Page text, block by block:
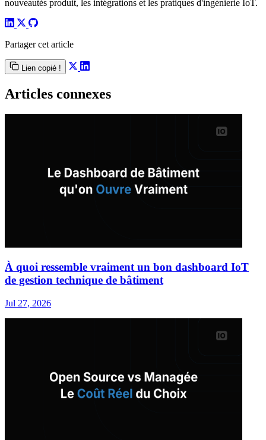
nouveautés produit, les intégrations et les pratiques d'ingénierie IoT.
Partager cet article
Lien copié !
Articles connexes
À quoi ressemble vraiment un bon dashboard IoT
de gestion technique de bâtiment
Jul 27, 2026